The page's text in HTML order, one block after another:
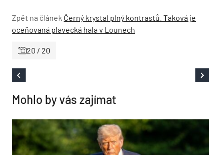
Zpět na článek Černý krystal plný kontrastů. Taková je
oceňovaná plavecká hala v Lounech
20 / 20
Mohlo by vás zajímat